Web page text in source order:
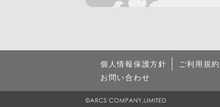
個人情報保護方針 ご利用規約
お問い合わせ